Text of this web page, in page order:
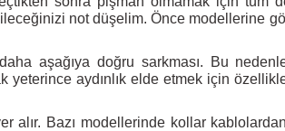
not düşelim. Önce modellerine
aşağıya doğru sarkması. Bu
yeterince aydınlık elde etmek için
alır. Bazı modellerinde kollar